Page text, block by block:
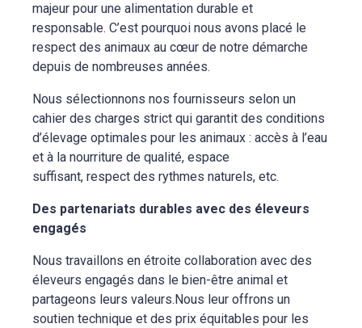
majeur pour une alimentation durable et
responsable. C’est pourquoi nous avons placé le
respect des animaux au cœur de notre démarche
depuis de nombreuses années.
Nous sélectionnons nos fournisseurs selon un
cahier des charges strict qui garantit des conditions
d’élevage optimales pour les animaux : accès à l’eau
et à la nourriture de qualité, espace
suffisant, respect des rythmes naturels, etc.
Des partenariats durables avec des éleveurs
engagés
Nous travaillons en étroite collaboration avec des
éleveurs engagés dans le bien-être animal et
partageons leurs valeurs.Nous leur offrons un
soutien technique et des prix équitables pour les